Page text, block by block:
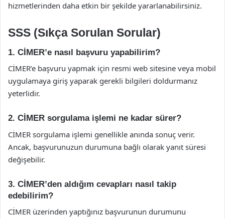
hizmetlerinden daha etkin bir şekilde yararlanabilirsiniz.
SSS (Sıkça Sorulan Sorular)
1. CİMER’e nasıl başvuru yapabilirim?
CİMER’e başvuru yapmak için resmi web sitesine veya mobil
uygulamaya giriş yaparak gerekli bilgileri doldurmanız
yeterlidir.
2. CİMER sorgulama işlemi ne kadar sürer?
CİMER sorgulama işlemi genellikle anında sonuç verir.
Ancak, başvurunuzun durumuna bağlı olarak yanıt süresi
değişebilir.
3. CİMER’den aldığım cevapları nasıl takip
edebilirim?
CİMER üzerinden yaptığınız başvurunun durumunu